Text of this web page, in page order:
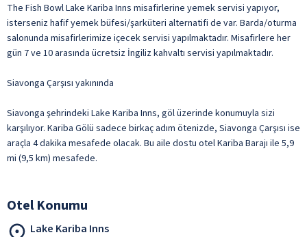
The Fish Bowl Lake Kariba Inns misafirlerine yemek servisi yapıyor,
isterseniz hafif yemek büfesi/şarküteri alternatifi de var. Barda/oturma
salonunda misafirlerimize içecek servisi yapılmaktadır. Misafirlere her
gün 7 ve 10 arasında ücretsiz İngiliz kahvaltı servisi yapılmaktadır.
Siavonga Çarşısı yakınında
Siavonga şehrindeki Lake Kariba Inns, göl üzerinde konumuyla sizi
karşılıyor. Kariba Gölü sadece birkaç adım ötenizde, Siavonga Çarşısı ise
araçla 4 dakika mesafede olacak. Bu aile dostu otel Kariba Barajı ile 5,9
mi (9,5 km) mesafede.
Otel Konumu
Lake Kariba Inns